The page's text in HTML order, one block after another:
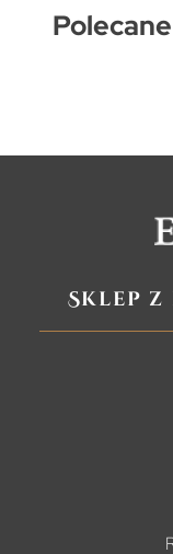
Sklep